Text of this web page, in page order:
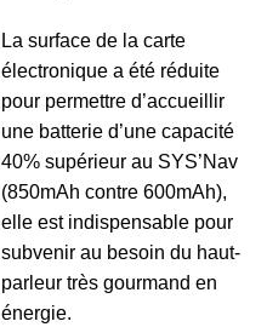
La surface de la carte
électronique a été réduite
pour permettre d’accueillir
une batterie d’une capacité
40% supérieur au SYS’Nav
(850mAh contre 600mAh),
elle est indispensable pour
subvenir au besoin du haut-
parleur très gourmand en
énergie.